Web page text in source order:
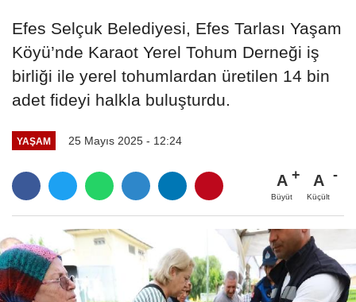
Efes Selçuk Belediyesi, Efes Tarlası Yaşam
Köyü’nde Karaot Yerel Tohum Derneği iş
birliği ile yerel tohumlardan üretilen 14 bin
adet fideyi halkla buluşturdu.
YAŞAM 25 Mayıs 2025 - 12:24
A
Büyüt
A
Küçült